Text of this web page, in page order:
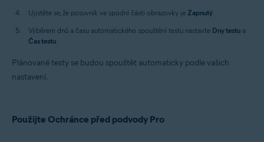
Ujistěte se, že posuvník ve spodní části obrazovky je Zapnutý.
Výběrem dnů a času automatického spouštění testu nastavte Dny testu a
Čas testu.
Plánované testy se budou spouštět automaticky podle vašich
nastavení.
Použijte Ochránce před podvody Pro